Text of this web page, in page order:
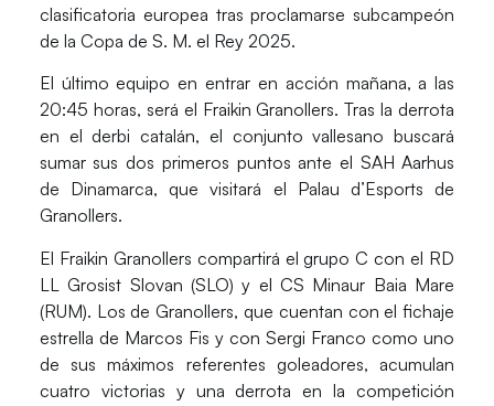
clasificatoria europea tras proclamarse subcampeón
de la Copa de S. M. el Rey 2025.
El último equipo en entrar en acción mañana, a las
20:45 horas, será el Fraikin Granollers. Tras la derrota
en el derbi catalán, el conjunto vallesano buscará
sumar sus dos primeros puntos ante el SAH Aarhus
de Dinamarca, que visitará el Palau d’Esports de
Granollers.
El Fraikin Granollers compartirá elgrupo C con el RD
LL Grosist Slovan (SLO) y elCS Minaur Baia Mare
(RUM). Los deGranollers, que cuentan con el fichaje
estrella de Marcos Fis y conSergi Franco como uno
de sus máximos referentes goleadores, acumulan
cuatro victorias y una derrota en la competición